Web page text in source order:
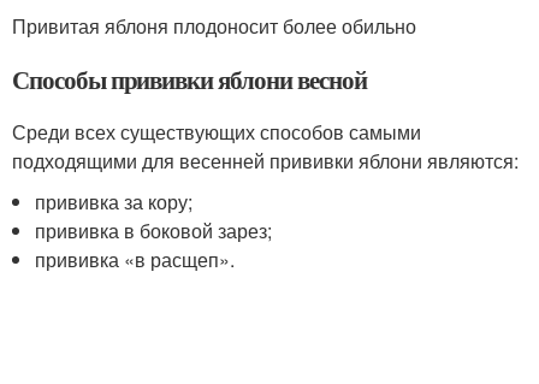
Привитая яблоня плодоносит более обильно
Способы прививки яблони весной
Среди всех существующих способов самыми
подходящими для весенней прививки яблони являются:
прививка за кору;
прививка в боковой зарез;
прививка «в расщеп».